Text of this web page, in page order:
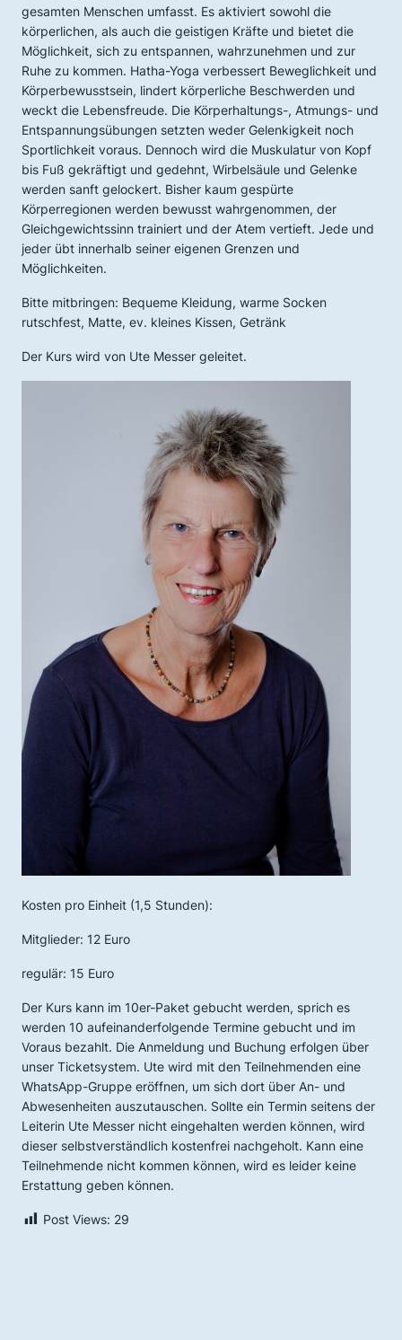
gesamten Menschen umfasst. Es aktiviert sowohl die
körperlichen, als auch die geistigen Kräfte und bietet die
Möglichkeit, sich zu entspannen, wahrzunehmen und zur
Ruhe zu kommen. Hatha-Yoga verbessert Beweglichkeit und
Körperbewusstsein, lindert körperliche Beschwerden und
weckt die Lebensfreude. Die Körperhaltungs-, Atmungs- und
Entspannungsübungen setzten weder Gelenkigkeit noch
Sportlichkeit voraus. Dennoch wird die Muskulatur von Kopf
bis Fuß gekräftigt und gedehnt, Wirbelsäule und Gelenke
werden sanft gelockert. Bisher kaum gespürte
Körperregionen werden bewusst wahrgenommen, der
Gleichgewichtssinn trainiert und der Atem vertieft. Jede und
jeder übt innerhalb seiner eigenen Grenzen und
Möglichkeiten.
Bitte mitbringen: Bequeme Kleidung, warme Socken
rutschfest, Matte, ev. kleines Kissen, Getränk
Der Kurs wird von Ute Messer geleitet.
Kosten pro Einheit (1,5 Stunden):
Mitglieder: 12 Euro
regulär: 15 Euro
Der Kurs kann im 10er-Paket gebucht werden, sprich es
werden 10 aufeinanderfolgende Termine gebucht und im
Voraus bezahlt. Die Anmeldung und Buchung erfolgen über
unser Ticketsystem. Ute wird mit den Teilnehmenden eine
WhatsApp-Gruppe eröffnen, um sich dort über An- und
Abwesenheiten auszutauschen. Sollte ein Termin seitens der
Leiterin Ute Messer nicht eingehalten werden können, wird
dieser selbstverständlich kostenfrei nachgeholt. Kann eine
Teilnehmende nicht kommen können, wird es leider keine
Erstattung geben können.
Post Views: 29